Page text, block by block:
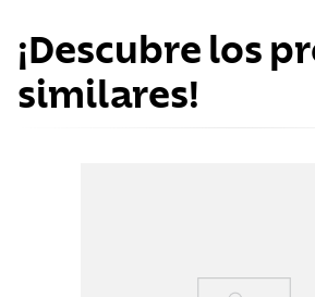
¡Descubre los
similares!